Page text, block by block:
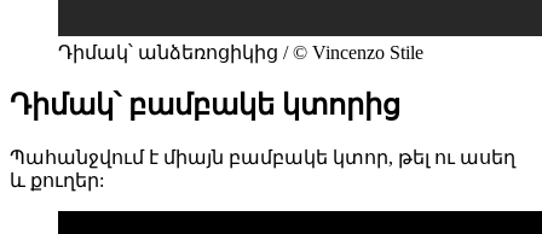
Դիմակ՝ անձեռոցիկից / © Vincenzo Stile
Դիմակ՝ բամբակե կտորից
Պահանջվում է միայն բամբակե կտոր, թել ու ասեղ
և քուղեր: